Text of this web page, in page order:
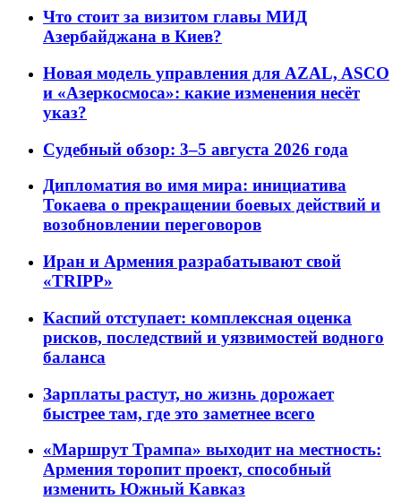
Что стоит за визитом главы МИД
Азербайджана в Киев?
Новая модель управления для AZAL, ASCO
и «Азеркосмоса»: какие изменения несёт
указ?
Судебный обзор: 3–5 августа 2026 года
Дипломатия во имя мира: инициатива
Токаева о прекращении боевых действий и
возобновлении переговоров
Иран и Армения разрабатывают свой
«TRIPP»
Каспий отступает: комплексная оценка
рисков, последствий и уязвимостей водного
баланса
Зарплаты растут, но жизнь дорожает
быстрее там, где это заметнее всего
«Маршрут Трампа» выходит на местность:
Армения торопит проект, способный
изменить Южный Кавказ